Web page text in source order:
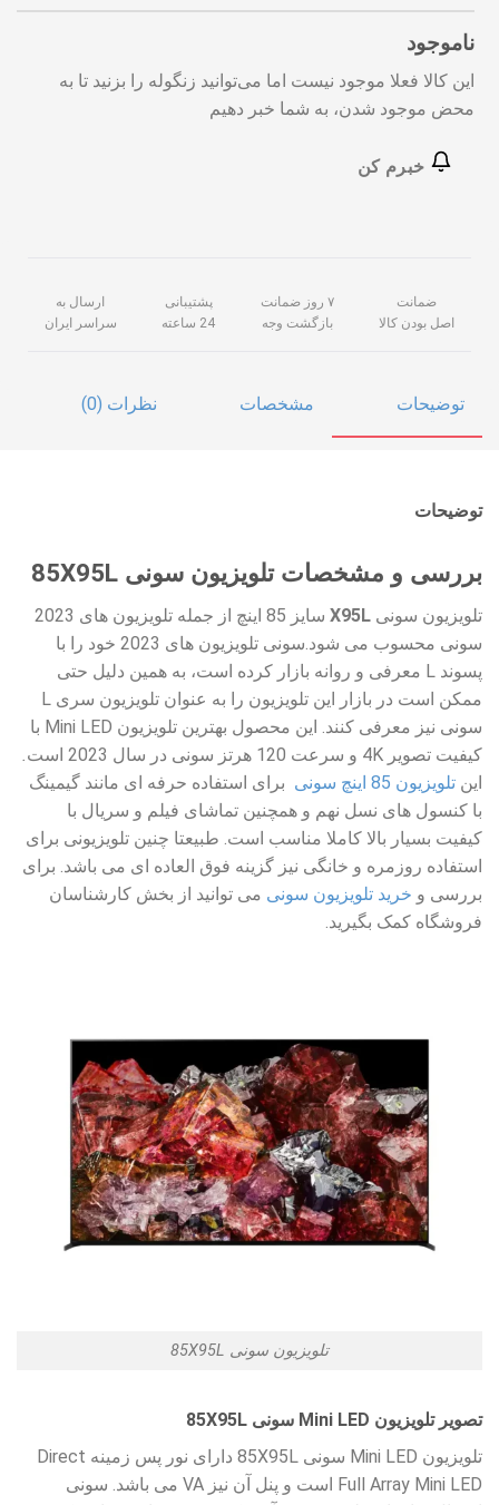
ناموجود
این کالا فعلا موجود نیست اما می‌توانید زنگوله را بزنید تا به
محض موجود شدن، به شما خبر دهیم
ضمانت
اصل بودن کالا
۷ روز ضمانت
بازگشت وجه
پشتیبانی
24 ساعته
ارسال به
سراسر ایران
توضیحات مشخصات نظرات (0)
توضیحات
بررسی و مشخصات تلویزیون سونی 85X95L
تلویزیون سونی X95L
سایز 85 اینچ از جمله تلویزیون های 2023
سونی محسوب می شود.سونی تلویزیون های 2023 خود را با
پسوند L معرفی و روانه بازار کرده است، به همین دلیل حتی
ممکن است در بازار این تلویزیون را به عنوان تلویزیون سری L
سونی نیز معرفی کنند. این محصول بهترین تلویزیون Mini LED با
کیفیت تصویر 4K و سرعت 120 هرتز سونی در سال 2023 است
.
این تلویزیون 85 اینچ سونی
برای استفاده حرفه ای مانند گیمینگ
با کنسول های نسل نهم و همچنین تماشای فیلم و سریال با
کیفیت بسیار بالا کاملا مناسب است. طبیعتا چنین تلویزیونی برای
استفاده روزمره و خانگی نیز گزینه فوق العاده ای می باشد. برای
بررسی و خرید تلویزیون سونی می توانید از بخش کارشناسان
فروشگاه کمک بگیرید.
تلویزیون سونی 85X95L
تصویر تلویزیون Mini LED سونی 85X95L
تلویزیون Mini LED سونی 85X95L دارای نور پس زمینه Direct
Full Array Mini LED است و پنل آن نیز VA می باشد. سونی